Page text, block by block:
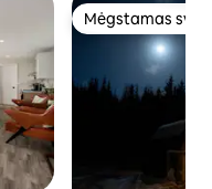
Mėgstamas
Mėgstamas